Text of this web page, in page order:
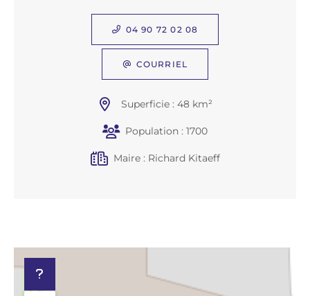
04 90 72 02 08
COURRIEL
Superficie : 48 km²
Population : 1700
Maire : Richard Kitaeff